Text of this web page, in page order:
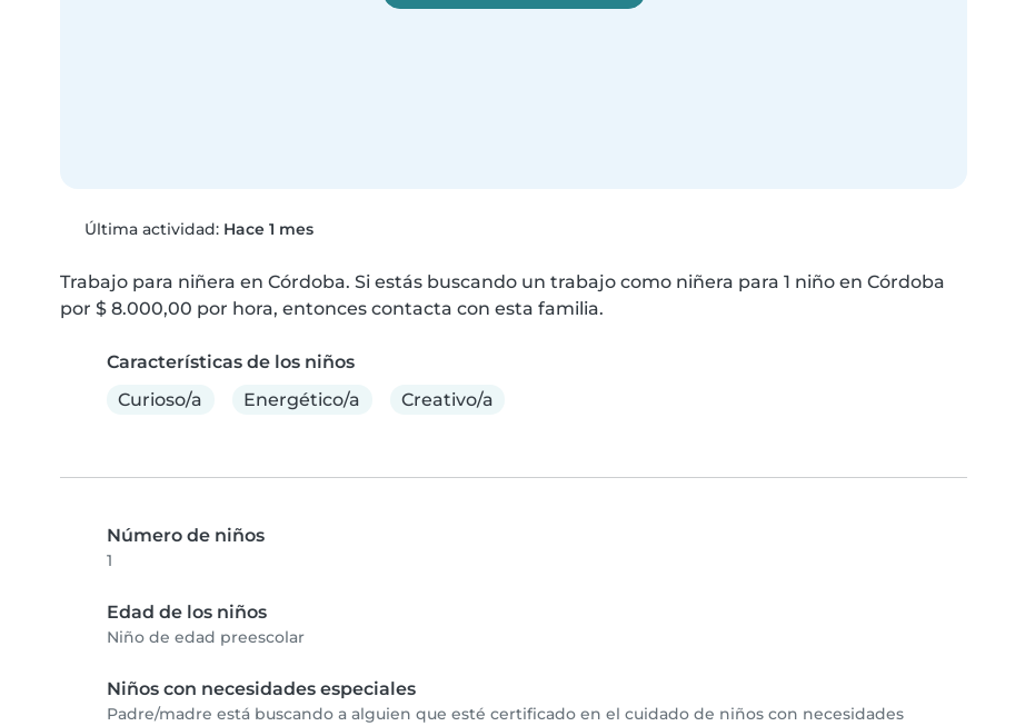
Última actividad: Hace 1 mes
Trabajo para niñera en Córdoba. Si estás buscando un trabajo como niñera para 1 niño en Córdoba
por $ 8.000,00 por hora, entonces contacta con esta familia.
Características de los niños
Curioso/a
Energético/a Creativo/a
Número de niños
1
Edad de los niños
Niño de edad preescolar
Niños con necesidades especiales
Padre/madre está buscando a alguien que esté certificado en el cuidado de niños con necesidades